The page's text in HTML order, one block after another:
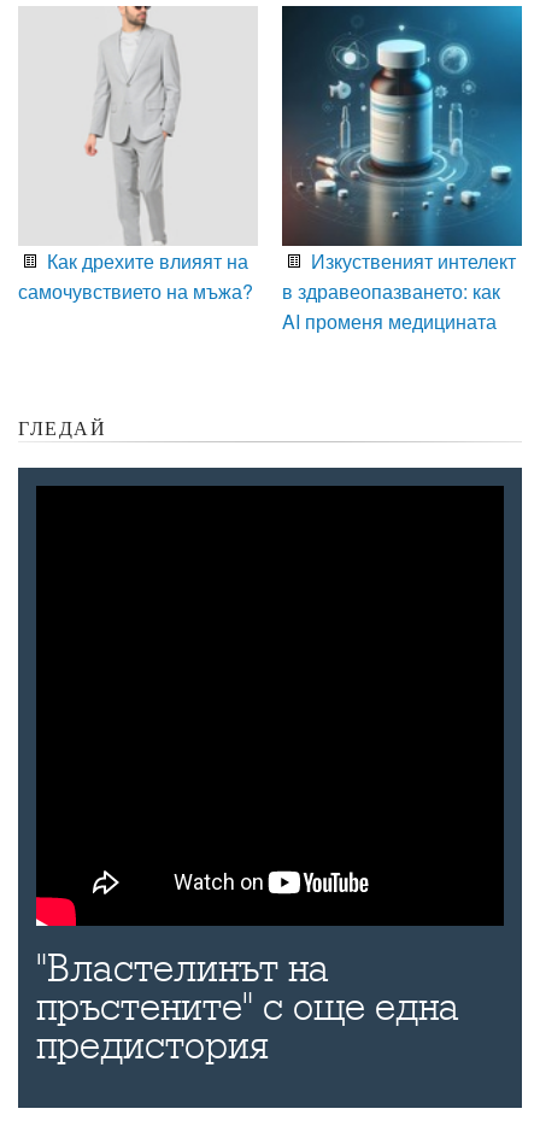
Как дрехите влияят на
самочувствието на мъжа?
Изкуственият интелект
в здравеопазването: как
AI променя медицината
ГЛЕДАЙ
"Властелинът на
пръстените" с още една
предистория